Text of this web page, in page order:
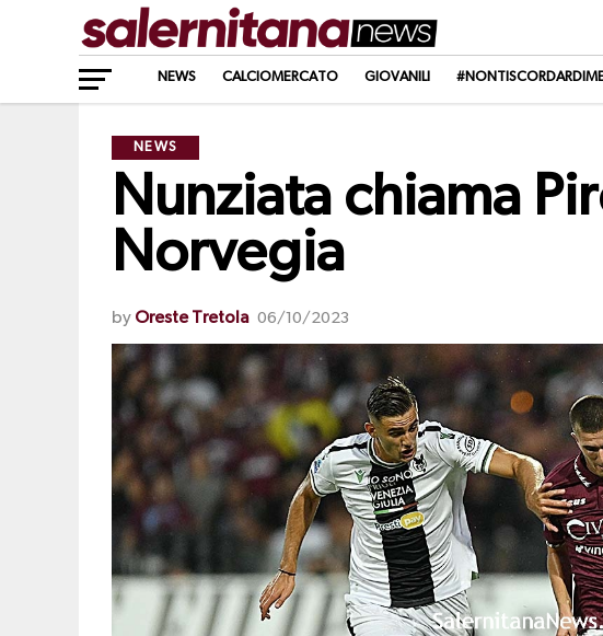
NEWS CALCIOMERCATO GIOVANILI
NEWS
Nunziata chiama
Norvegia
by Oreste Tretola 06/10/2023